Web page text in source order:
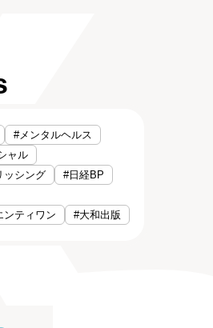
#メンタルヘルス
ャル
ッシング
#日経BP
ンティワン
#大和出版